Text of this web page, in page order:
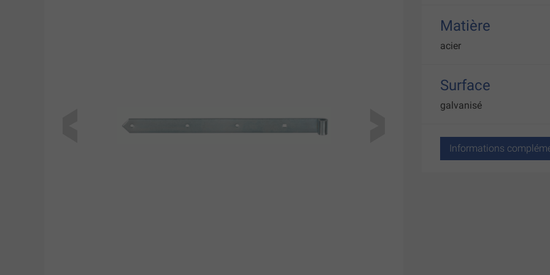
Matière
acier
Surface
galvanisé
Informations